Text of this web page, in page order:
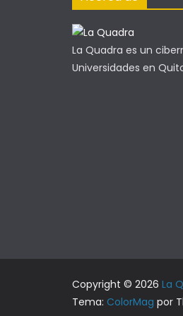
La Quadra es un
Universidades en
Copyright © 2026 La
Tema: ColorMag por